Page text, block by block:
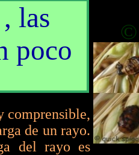
, las
poco
©
comprensible,
de un rayo.
del rayo es